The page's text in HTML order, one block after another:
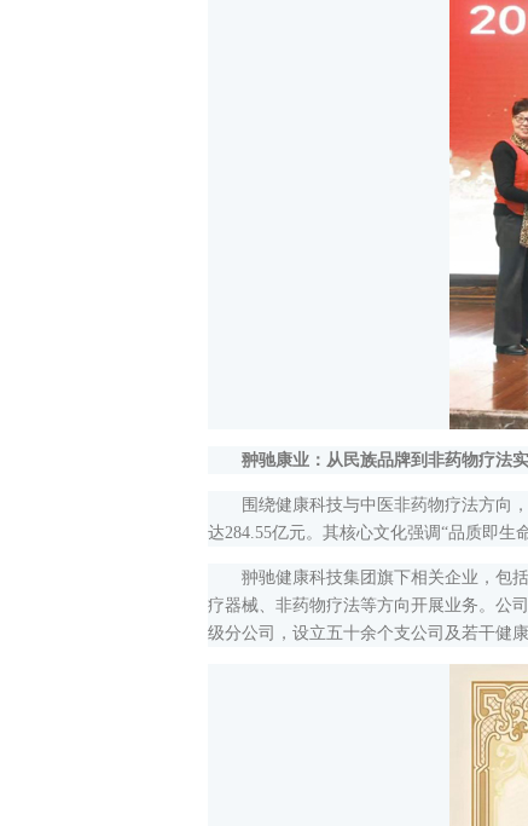
翀驰康业：从民族品牌到非药物疗法
围绕健康科技与中医非药物疗法方向，
达284.55亿元。其核心文化强调“品质即生
翀驰健康科技集团旗下相关企业，包括
疗器械、非药物疗法等方向开展业务。公
级分公司，设立五十余个支公司及若干健